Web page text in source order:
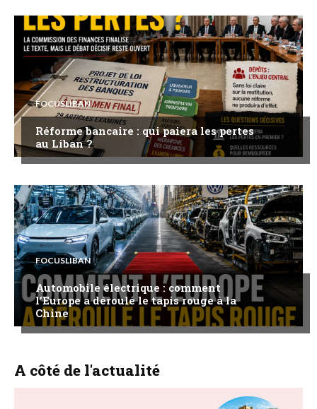
FOCUSLIBAN
Réforme bancaire : qui paiera les pertes
au Liban ?
FOCUSLIBAN
Automobile électrique : comment
l’Europe a déroulé le tapis rouge à la
Chine
A côté de l'actualité